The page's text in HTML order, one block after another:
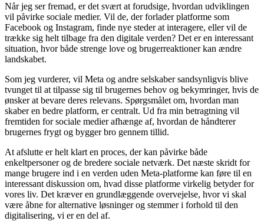
Når jeg ser fremad, er det svært at forudsige, hvordan udviklingen
vil påvirke sociale medier. Vil de, der forlader platforme som
Facebook og Instagram, finde nye steder at interagere, eller vil de
trække sig helt tilbage fra den digitale verden? Det er en interessant
situation, hvor både strenge love og brugerreaktioner kan ændre
landskabet.
Som jeg vurderer, vil Meta og andre selskaber sandsynligvis blive
tvunget til at tilpasse sig til brugernes behov og bekymringer, hvis de
ønsker at bevare deres relevans. Spørgsmålet om, hvordan man
skaber en bedre platform, er centralt. Ud fra min betragtning vil
fremtiden for sociale medier afhænge af, hvordan de håndterer
brugernes frygt og bygger bro gennem tillid.
At afslutte er helt klart en proces, der kan påvirke både
enkeltpersoner og de bredere sociale netværk. Det næste skridt for
mange brugere ind i en verden uden Meta-platforme kan føre til en
interessant diskussion om, hvad disse platforme virkelig betyder for
vores liv. Det kræver en grundlæggende overvejelse, hvor vi skal
være åbne for alternative løsninger og stemmer i forhold til den
digitalisering, vi er en del af.